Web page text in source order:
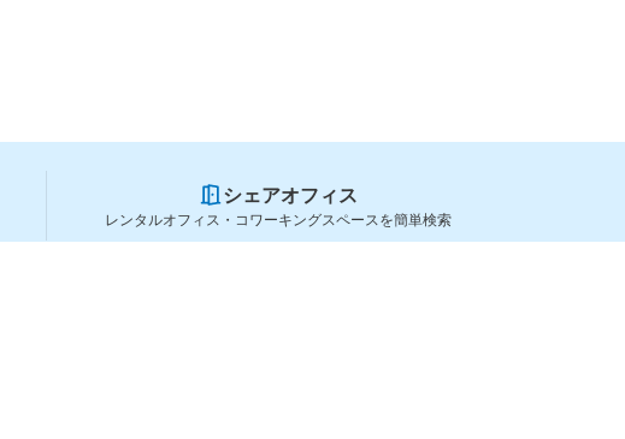
シェアオフィス
レンタルオフィス・コワーキングスペースを簡単検索